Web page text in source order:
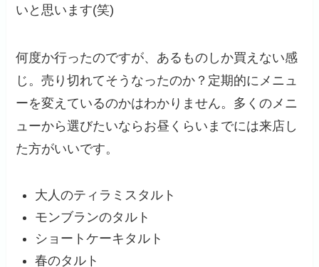
いと思います(笑)
何度か行ったのですが、あるものしか買えない感
じ。売り切れてそうなったのか？定期的にメニュ
ーを変えているのかはわかりません。多くのメニ
ューから選びたいならお昼くらいまでには来店し
た方がいいです。
大人のティラミスタルト
モンブランのタルト
ショートケーキタルト
春のタルト